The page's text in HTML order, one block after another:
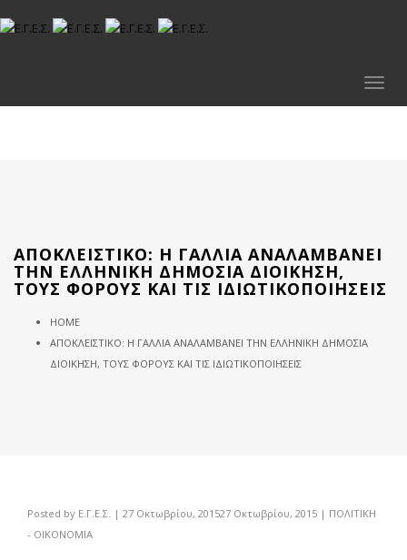
Toggle
ΑΠΟΚΛΕΙΣΤΙΚΟ: Η ΓΑΛΛΊΑ ΑΝΑΛΑΜΒΆΝΕΙ
ΤΗΝ ΕΛΛΗΝΙΚΉ ΔΗΜΌΣΙΑ ΔΙΟΊΚΗΣΗ,
ΤΟΥΣ ΦΌΡΟΥΣ ΚΑΙ ΤΙΣ ΙΔΙΩΤΙΚΟΠΟΙΉΣΕΙΣ
HOME
ΑΠΟΚΛΕΙΣΤΙΚΟ: Η ΓΑΛΛΊΑ ΑΝΑΛΑΜΒΆΝΕΙ ΤΗΝ ΕΛΛΗΝΙΚΉ ΔΗΜΌΣΙΑ
ΔΙΟΊΚΗΣΗ, ΤΟΥΣ ΦΌΡΟΥΣ ΚΑΙ ΤΙΣ ΙΔΙΩΤΙΚΟΠΟΙΉΣΕΙΣ
Posted by Ε.Γ.Ε.Σ. | 27 Οκτωβρίου, 201527 Οκτωβρίου, 2015 | ΠΟΛΙΤΙΚΗ
- ΟΙΚΟΝΟΜΙΑ